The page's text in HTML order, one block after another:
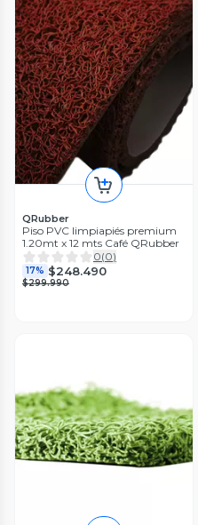
QRubber
Piso PVC limpiapiés premium
1.20mt x 12 mts Café QRubber
0(0)
17% $248.490
$299.990